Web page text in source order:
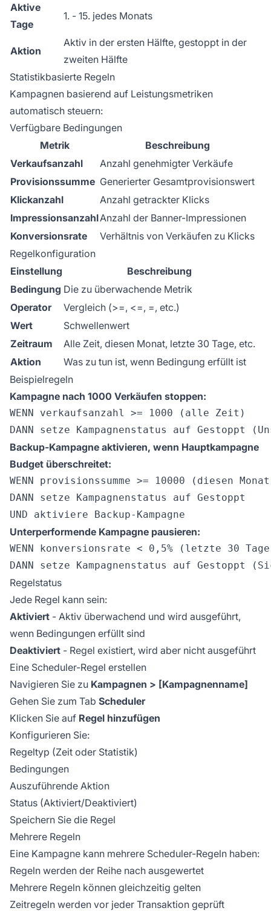
Aktive
Tage
1. - 15. jedes Monats
Aktion
Aktiv in der ersten Hälfte, gestoppt in der
zweiten Hälfte
Statistikbasierte Regeln
Kampagnen basierend auf Leistungsmetriken
automatisch steuern:
Verfügbare Bedingungen
Metrik
Beschreibung
Verkaufsanzahl
Anzahl genehmigter Verkäufe
Provisionssumme Generierter Gesamtprovisionswert
Klickanzahl
Anzahl getrackter Klicks
ImpressionsanzahlAnzahl der Banner-Impressionen
Konversionsrate
Verhältnis von Verkäufen zu Klicks
Regelkonfiguration
Einstellung
Beschreibung
Bedingung Die zu überwachende Metrik
Operator
Vergleich (>=, <=, =, etc.)
Wert
Schwellenwert
Zeitraum
Alle Zeit, diesen Monat, letzte 30 Tage, etc.
Aktion
Was zu tun ist, wenn Bedingung erfüllt ist
Beispielregeln
Kampagne nach 1000 Verkäufen stoppen:
WENN verkaufsanzahl >= 1000 (alle Zeit)
Backup-Kampagne aktivieren, wenn Hauptkampagne
Budget überschreitet:
WENN provisionssumme >= 10000 (diesen
DANN setze Kampagnenstatus auf Gestoppt
Unterperformende Kampagne pausieren:
WENN konversionsrate < 0,5% (letzte 30
Regelstatus
Jede Regel kann sein:
Aktiviert - Aktiv überwachend und wird ausgeführt,
wenn Bedingungen erfüllt sind
Deaktiviert - Regel existiert, wird aber nicht ausgeführt
Eine Scheduler-Regel erstellen
Navigieren Sie zu Kampagnen > [Kampagnenname]
Gehen Sie zum Tab Scheduler
Klicken Sie auf Regel hinzufügen
Konfigurieren Sie:
Regeltyp (Zeit oder Statistik)
Bedingungen
Auszuführende Aktion
Status (Aktiviert/Deaktiviert)
Speichern Sie die Regel
Mehrere Regeln
Eine Kampagne kann mehrere Scheduler-Regeln haben:
Regeln werden der Reihe nach ausgewertet
Mehrere Regeln können gleichzeitig gelten
Zeitregeln werden vor jeder Transaktion geprüft